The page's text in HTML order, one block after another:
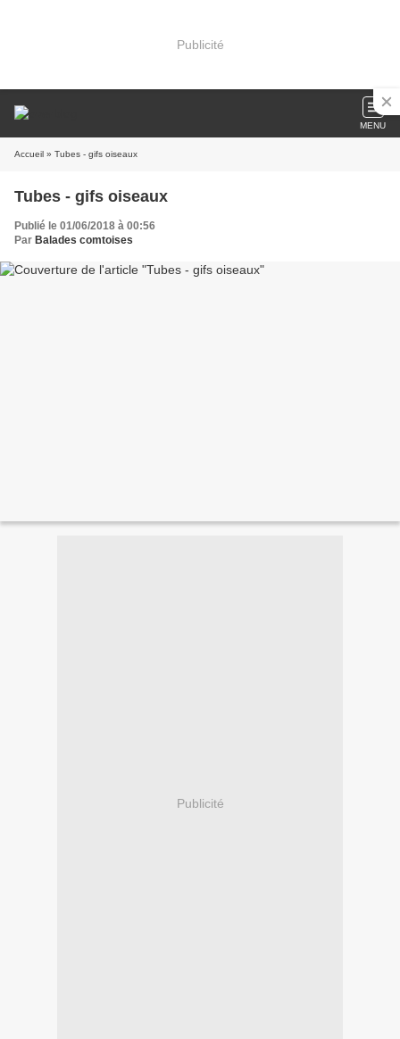
Publicité
MENU
Accueil » Tubes - gifs oiseaux
Tubes - gifs oiseaux
Publié le 01/06/2018 à 00:56
Par Balades comtoises
Publicité